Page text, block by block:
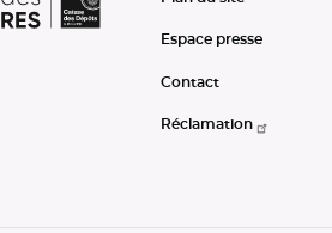
Espace presse
Contact
Réclamation